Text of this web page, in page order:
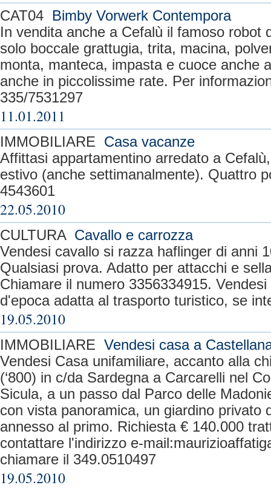
CAT04 Bimby Vorwerk Contempora
In vendita anche a Cefalù il famoso robot
solo boccale grattugia, trita, macina,
monta, manteca, impasta e cuoce anche
anche in piccolissime rate. Per
335/7531297
11.01.2011
IMMOBILIARE Casa vacanze
Affittasi appartamentino arredato a
estivo (anche settimanalmente). Quattro
4543601
22.05.2010
CULTURA Cavallo e carrozza
Vendesi cavallo si razza haflinger di anni
Qualsiasi prova. Adatto per attacchi e
Chiamare il numero 3356334915.
d'epoca adatta al trasporto turistico, se
19.05.2010
IMMOBILIARE Vendesi casa a
Vendesi Casa unifamiliare, accanto alla
(‘800) in c/da Sardegna a Carcarelli nel
Sicula, a un passo dal Parco delle
con vista panoramica, un giardino privato
annesso al primo. Richiesta € 140.000
contattare l'indirizzo e-mail:
chiamare il 349.0510497
19.05.2010